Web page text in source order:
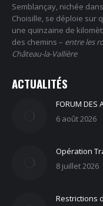
Semblançay, nichée
Choisille, se déploie sur
une quinzaine de
des chemins – entre les
Château-la-Vallière
ACTUALITÉS
FORUM DES
6 août 2026
Opération
8 juillet 2026
Restrictions